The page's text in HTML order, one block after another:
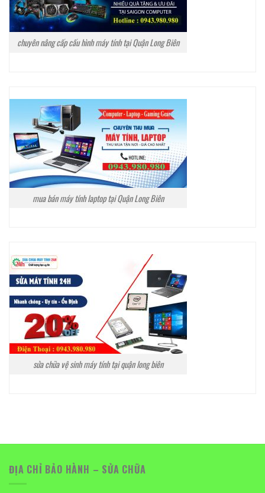
chuyên nâng cấp cấu hình máy tính tại Quận Long Biên
mua bán máy tính laptop tại Quận Long Biên
sửa chữa vệ sinh máy tính tại quận long biên
ĐỊA CHỈ BẢO HÀNH – SỬA CHỮA